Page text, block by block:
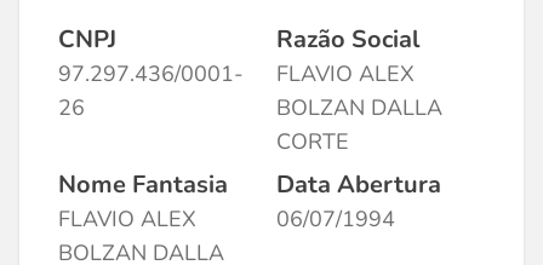
CNPJ
97.297.436/0001-
26
Razão Social
FLAVIO ALEX
BOLZAN DALLA
CORTE
Nome Fantasia
FLAVIO ALEX
BOLZAN DALLA
Data Abertura
06/07/1994